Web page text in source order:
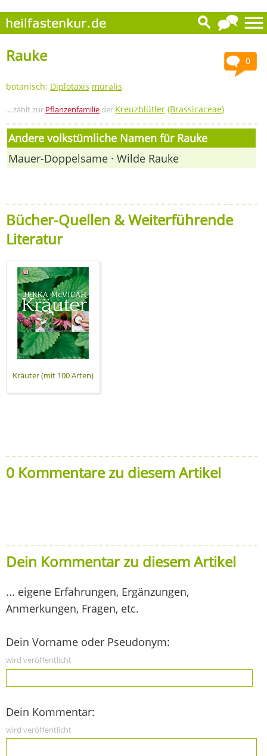
0
Rauke
botanisch: Diplotaxis muralis
... zählt zur Pflanzenfamilie der Kreuzblütler (Brassicaceae)
Andere volkstümliche Namen für Rauke
Mauer-Doppelsame · Wilde Rauke
Bücher-Quellen & Weiterführende
Literatur
Kräuter (mit 100 Arten)
0 Kommentare zu diesem Artikel
Dein Kommentar zu diesem Artikel
... eigene Erfahrungen, Ergänzungen,
Anmerkungen, Fragen, etc.
Dein Vorname oder Pseudonym:
wird veröffentlicht
Dein Kommentar:
wird veröffentlicht